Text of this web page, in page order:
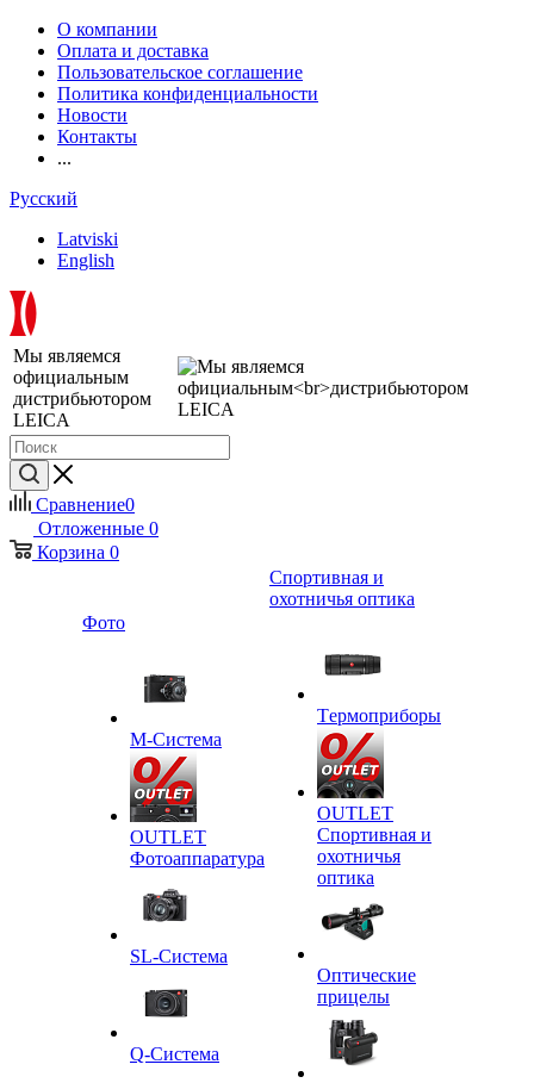
О компании
Оплата и доставка
Пользовательское соглашение
Политика конфиденциальности
Новости
Контакты
...
Русский
Latviski
English
Мы являемся
официальным
дистрибьютором
LEICA
Сравнение0
Отложенные 0
Корзина 0
Фото
M-Система
OUTLET
Фотоаппаратура
SL-Система
Q-Cистема
Спортивная и
охотничья оптика
Tермоприборы
OUTLET
Спортивная и
охотничья
оптика
Оптические
прицелы